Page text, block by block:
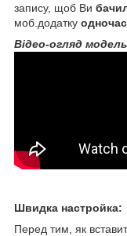
запису, щоб Ви
моб.додатку
Відео-огляд
Швидка настройка:
Перед тим, як